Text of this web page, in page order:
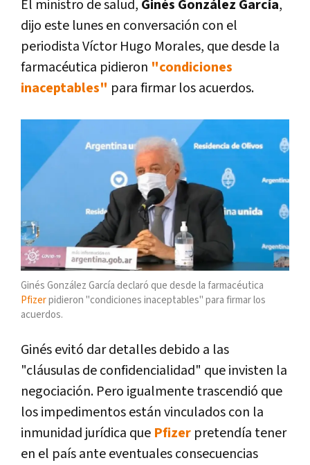
El ministro de salud, Ginés González García,
dijo este lunes en conversación con el
periodista Víctor Hugo Morales, que desde la
farmacéutica pidieron "condiciones
inaceptables" para firmar los acuerdos.
Ginés González García declaró que desde la farmacéutica
Pfizerpidieron "condiciones inaceptables" para firmar los
acuerdos.
Ginés evitó dar detalles debido a las
"cláusulas de confidencialidad" que invisten la
negociación. Pero igualmente trascendió que
los impedimentos están vinculados con la
inmunidad jurídica que Pfizer pretendía tener
en el país ante eventuales consecuencias